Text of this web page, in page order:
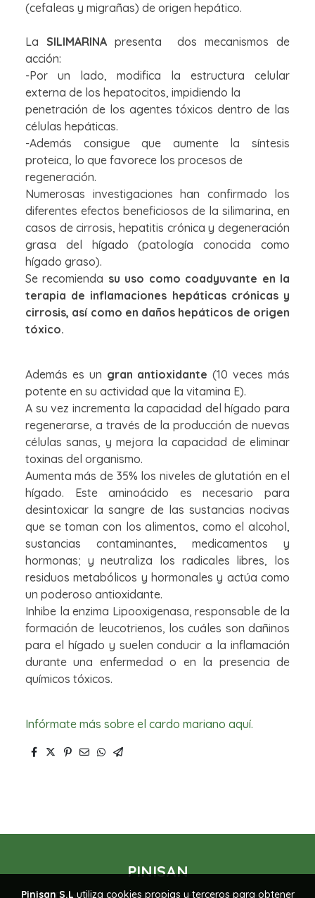
(cefaleas y migrañas) de origen hepático.
La SILIMARINA presenta dos mecanismos de
acción:
-Por un lado, modifica la estructura celular
externa de los hepatocitos, impidiendo la
penetración de los agentes tóxicos dentro de las
células hepáticas.
-Además consigue que aumente la síntesis
proteica, lo que favorece los procesos de
regeneración.
Numerosas investigaciones han confirmado los
diferentes efectos beneficiosos de la silimarina, en
casos de cirrosis, hepatitis crónica y degeneración
grasa del hígado (patología conocida como
hígado graso).
Se recomienda su uso como coadyuvante en la
terapia de inflamaciones hepáticas crónicas y
cirrosis, así como en daños hepáticos de origen
tóxico.
Además es un gran antioxidante(10 veces más
potente en su actividad que la vitamina E).
A su vez incrementa la capacidad del hígado para
regenerarse, a través de la producción de nuevas
células sanas, y mejora la capacidad de eliminar
toxinas del organismo.
Aumenta más de 35% los niveles de glutatión en el
hígado. Este aminoácido es necesario para
desintoxicar la sangre de las sustancias nocivas
que se toman con los alimentos, como el alcohol,
sustancias contaminantes, medicamentos y
hormonas; y neutraliza los radicales libres, los
residuos metabólicos y hormonales y actúa como
un poderoso antioxidante.
Inhibe la enzima Lipooxigenasa, responsable de la
formación de leucotrienos, los cuáles son dañinos
para el hígado y suelen conducir a la inflamación
durante una enfermedad o en la presencia de
químicos tóxicos.
Infórmate más sobre el cardo mariano aquí.
PINISAN
Pinisan S.L utiliza cookies propias y terceros para obtener